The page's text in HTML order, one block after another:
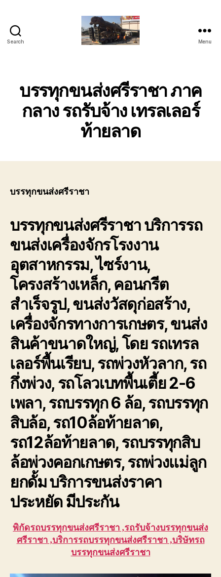
Search
เทรล
เลอ
ร์
หัว
ลาก
โทร
Menu
บรรทุกขนส่งศรีราชา ภาค
กลาง รถรับจ้าง เทรลเลอร์
ท้ายลาด
บรรทุกขนส่งศรีราชา
บรรทุกขนส่งศรีราชาบริการรถ
ขนส่งเครื่องจักรโรงงาน
อุตสาหกรรม, ไซร์งาน,
โครงสร้างเหล็ก, คอนกรีต
สำเร็จรูป, ขนส่งวัสดุก่อสร้าง,
เครื่องจักรทางการเกษตร, ขนส่ง
สินค้าขนาดใหญ่, โดย รถเทรล
เลอร์พื้นเรียบ, รถพ่วงหัวลาก, รถ
กึ่งพ่วง, รถโลวเบทพื้นเตี้ย 2-6
เพลา, รถบรรทุก 6 ล้อ, รถบรรทุก
สิบล้อ, รถ10ล้อท้ายลาด,
รถ12ล้อท้ายลาด, รถบรรทุกสิบ
ล้อพ่วงคอกเกษตร, รถพ่วงแม่ลูก
ยกดั้ม บริการขนส่งราคา
ประหยัด มีประกัน
พิกัดรถบรรทุกขนส่งศรีราชา ,รถรับจ้างบรรทุกขนส่ง
ศรีราชา ,บริการรถบรรทุกขนส่งศรีราชา ,บริษัทรถ
บรรทุกขนส่งศรีราชา